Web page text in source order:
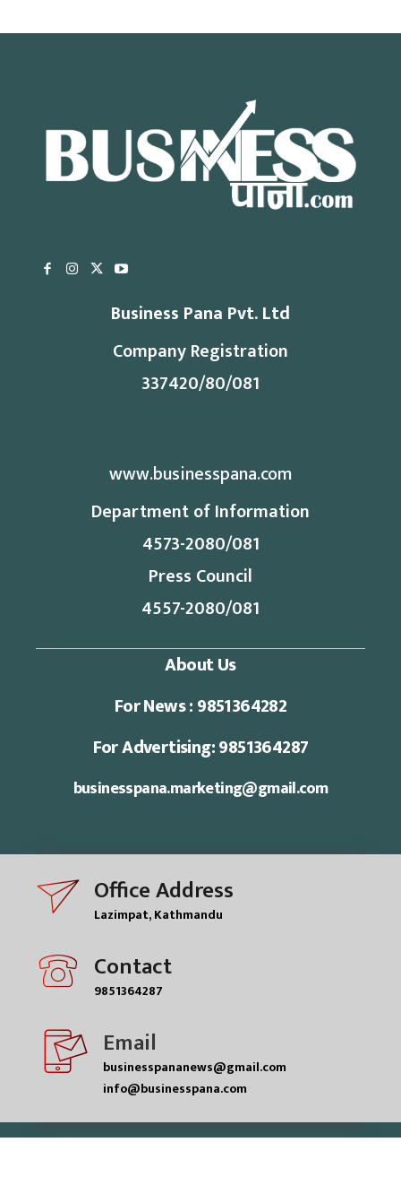
Business Pana Pvt. Ltd
Company Registration
337420/80/081
www.businesspana.com
Department of Information
4573-2080/081
Press Council
4557-2080/081
About Us
For News : 9851364282
For Advertising: 9851364287
businesspana.marketing@gmail.com
Office Address
Lazimpat, Kathmandu
Contact
9851364287
Email
businesspananews@gmail.com
info@businesspana.com
© businesspana pvt.ltd| All rights reserved.